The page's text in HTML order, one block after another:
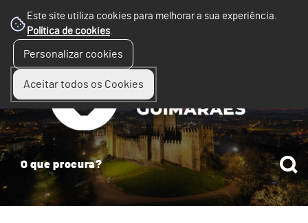
Este site utiliza cookies para melhorar a sua experiência.
Política de cookies.
Personalizar cookies
Aceitar todos os Cookies